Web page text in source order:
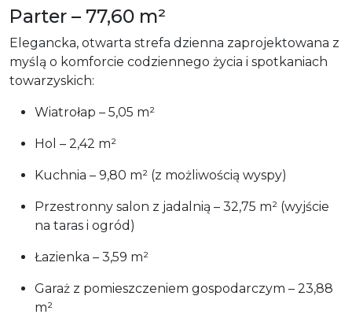
Parter – 77,60 m²
Elegancka, otwarta strefa dzienna zaprojektowana z
myślą o komforcie codziennego życia i spotkaniach
towarzyskich:
Wiatrołap – 5,05 m²
Hol – 2,42 m²
Kuchnia – 9,80 m² (z możliwością wyspy)
Przestronny salon z jadalnią – 32,75 m² (wyjście
na taras i ogród)
Łazienka – 3,59 m²
Garaż z pomieszczeniem gospodarczym – 23,88
m²